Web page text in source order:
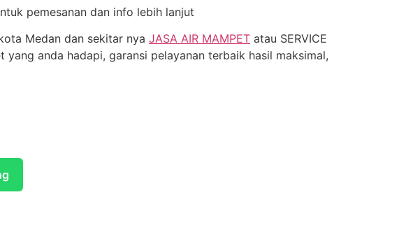
pemesanan dan info lebih lanjut
Medan dan sekitar nya JASA AIR MAMPET atau SERVICE
yang anda hadapi, garansi pelayanan terbaik hasil maksimal,